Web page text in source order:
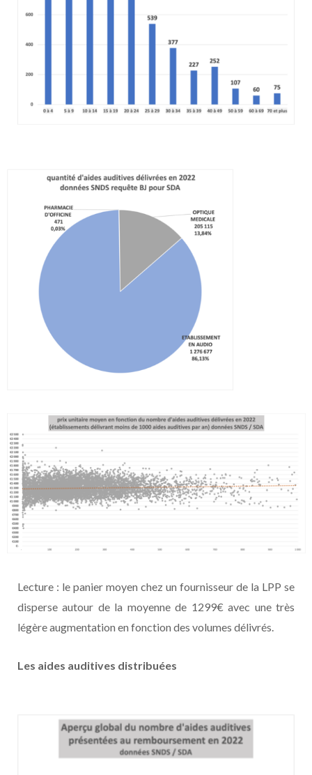
Lecture : le panier moyen chez un fournisseur de la LPP se
disperse autour de la moyenne de 1299€ avec une très
légère augmentation en fonction des volumes délivrés.
Les aides auditives distribuées